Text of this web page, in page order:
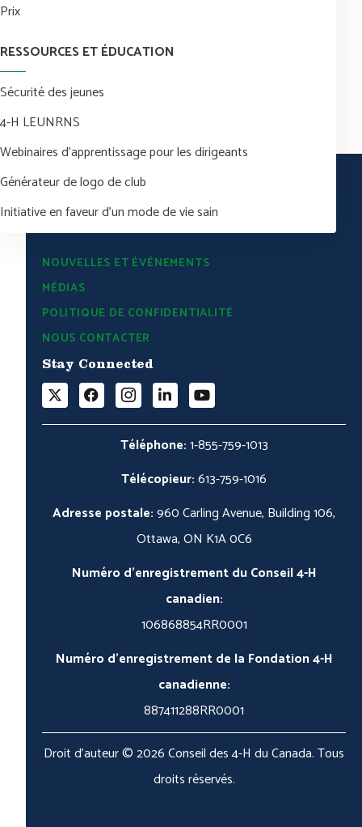
Prix
RESSOURCES ET ÉDUCATION
Sécurité des jeunes
4-H LEUNRNS
Webinaires d’apprentissage pour les dirigeants
Générateur de logo de club
Initiative en faveur d’un mode de vie sain
NOUVELLES ET ÉVÉNEMENTS
MÉDIAS
POLITIQUE DE CONFIDENTIALITÉ
NOUS CONTACTER
Stay Connected
Téléphone:1-855-759-1013
Télécopieur:613-759-1016
Adresse postale:960 Carling Avenue, Building 106,
Ottawa, ON K1A 0C6
Numéro d'enregistrement du Conseil 4-H
canadien:
106868854RR0001
Numéro d'enregistrement de la Fondation 4-H
canadienne:
887411288RR0001
Droit d'auteur © 2026 Conseil des 4-H du Canada. Tous
droits réservés.